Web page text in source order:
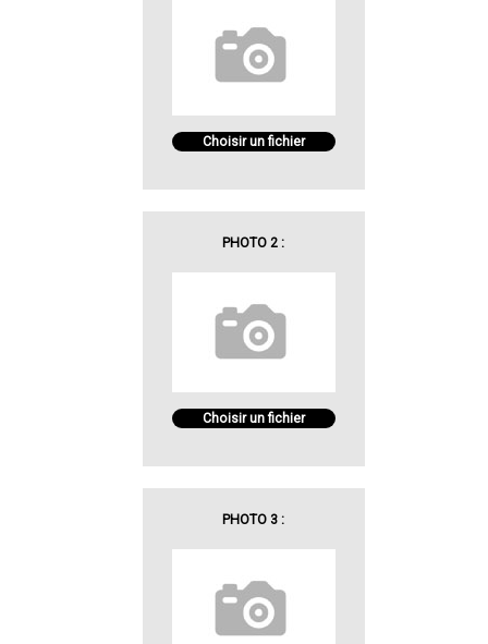
Choisir un fichier
PHOTO 2 :
Choisir un fichier
PHOTO 3 :